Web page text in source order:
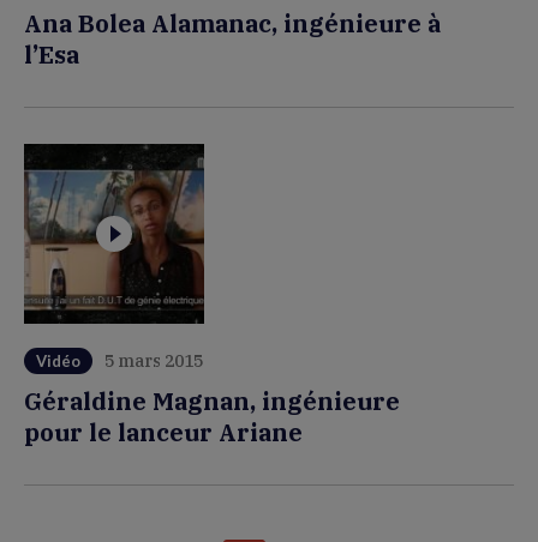
Ana Bolea Alamanac, ingénieure à
l’Esa
Vidéo 5 mars 2015
Géraldine Magnan, ingénieure
pour le lanceur Ariane